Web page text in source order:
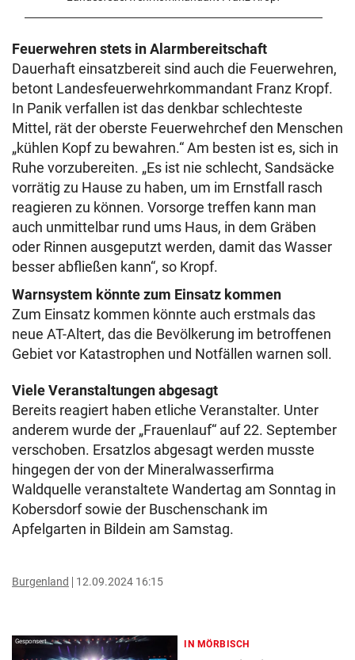
Feuerwehren stets in Alarmbereitschaft
Dauerhaft einsatzbereit sind auch die Feuerwehren,
betont Landesfeuerwehrkommandant Franz Kropf.
In Panik verfallen ist das denkbar schlechteste
Mittel, rät der oberste Feuerwehrchef den Menschen
„kühlen Kopf zu bewahren.“ Am besten ist es, sich in
Ruhe vorzubereiten. „Es ist nie schlecht, Sandsäcke
vorrätig zu Hause zu haben, um im Ernstfall rasch
reagieren zu können. Vorsorge treffen kann man
auch unmittelbar rund ums Haus, in dem Gräben
oder Rinnen ausgeputzt werden, damit das Wasser
besser abfließen kann“, so Kropf.
Warnsystem könnte zum Einsatz kommen
Zum Einsatz kommen könnte auch erstmals das
neue AT-Altert, das die Bevölkerung im betroffenen
Gebiet vor Katastrophen und Notfällen warnen soll.
Viele Veranstaltungen abgesagt
Bereits reagiert haben etliche Veranstalter. Unter
anderem wurde der „Frauenlauf“ auf 22. September
verschoben. Ersatzlos abgesagt werden musste
hingegen der von der Mineralwasserfirma
Waldquelle veranstaltete Wandertag am Sonntag in
Kobersdorf sowie der Buschenschank im
Apfelgarten in Bildein am Samstag.
Burgenland 12.09.2024 16:15
Gesponsert IN MÖRBISCH